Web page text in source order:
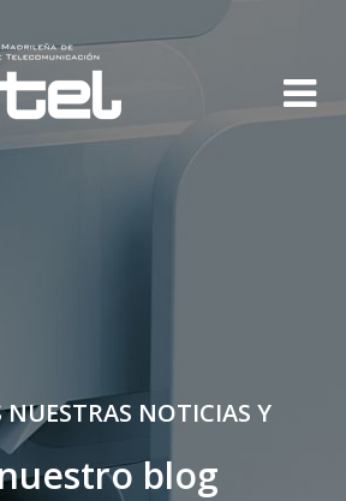
NUESTRAS NOTICIAS Y
blog